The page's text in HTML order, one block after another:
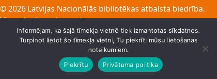
Informējam, ka šajā tīmekļa vietnē tiek izmantotas sīkdatnes.
Turpinot lietot šo tīmekļa vietni, Tu piekrīti mūsu lietošanas
noteikumiem.
Piekrītu
Privātuma politika
© 2026 Latvijas Nacionālās bibliotēkas atbalsta biedrība.
Visas tiesības aizsargātas